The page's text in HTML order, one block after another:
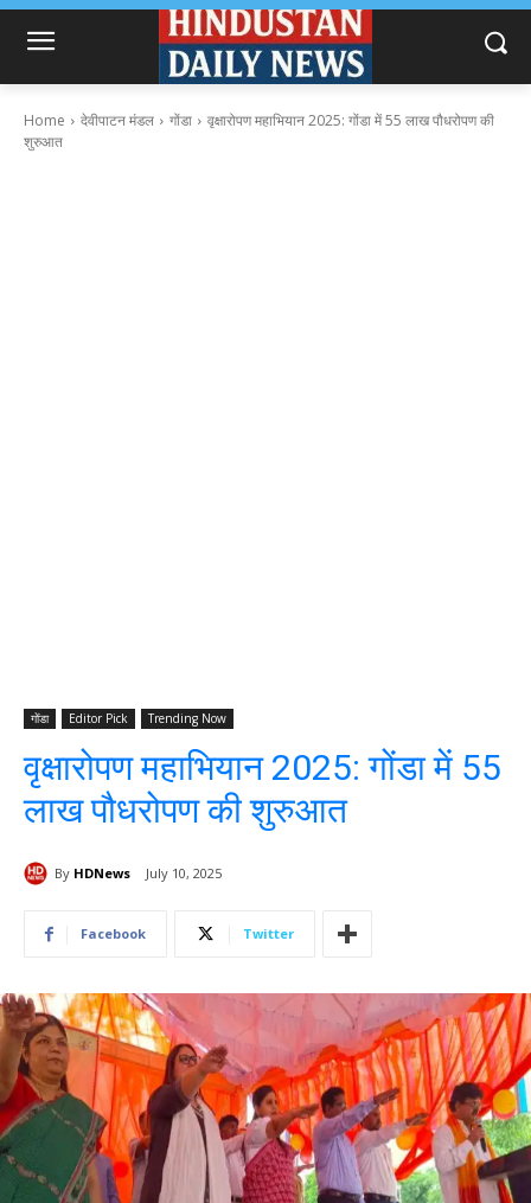
Home देवीपाटन मंडल गोंडा
वृक्षारोपण महाभियान 2025: गोंडा में 55 लाख पौधरोपण की
शुरुआत
गोंडा Editor Pick Trending Now
वृक्षारोपण महाभियान 2025: गोंडा में 55
लाख पौधरोपण की शुरुआत
By HDNews July 10, 2025
Facebook Twitter